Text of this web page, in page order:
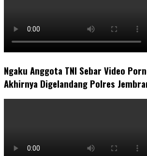
Ngaku Anggota TNI Sebar Video
Akhirnya Digelandang Polres